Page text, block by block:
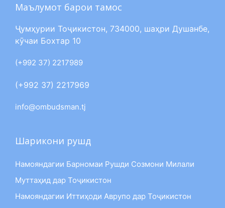
Маълумот барои тамос
Ҷумҳурии Тоҷикистон, 734000, шаҳри Душанбе,
кӯчаи Бохтар 10
(+992 37) 2217989
(+992 37) 2217969
info@ombudsman.tj
Шарикони рушд
Намояндагии Барномаи Рушди Созмони Милали
Муттаҳид дар Тоҷикистон
Намояндагии Иттиҳоди Аврупо дар Тоҷикистон